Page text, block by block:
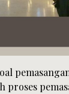
proses